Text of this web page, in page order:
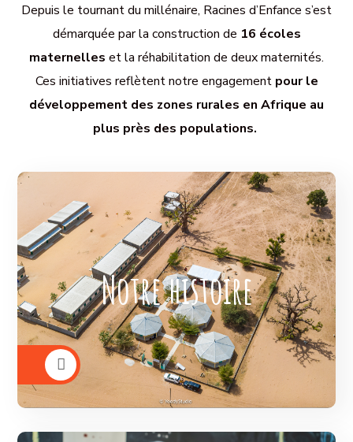
Depuis le tournant du millénaire, Racines d’Enfance s’est
démarquée par la construction de 16 écoles
maternelles et la réhabilitation de deux maternités.
Ces initiatives reflètent notre engagement pour le
développement des zones rurales en Afrique au
plus près des populations.
Notre histoire
Tout a commencé
en 2000
dans la
région
de Tambacounda au Sénégal où une
première école maternelle a été construite
à la demande des villageois et avec l’aide
de l’inspection académique locale.
VOIR PLUS